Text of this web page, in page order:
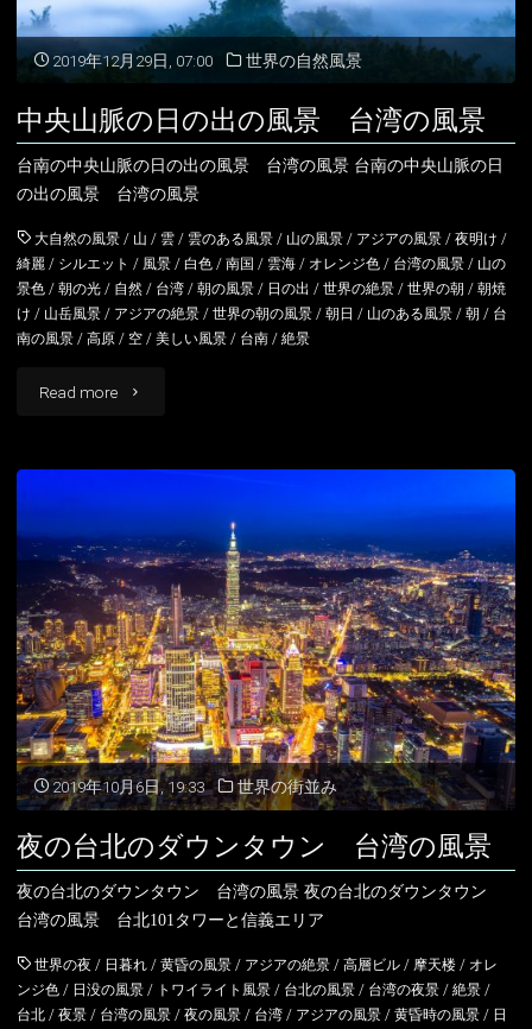
2019年12月29日, 07:00 世界の自然風景
中央山脈の日の出の風景 台湾の風景
台南の中央山脈の日の出の風景 台湾の風景 台南の中央山脈の日
の出の風景 台湾の風景
大自然の風景 / 山 / 雲 / 雲のある風景 / 山の風景 / アジアの風景 /夜明け /
綺麗 / シルエット / 風景 /白色 /南国 / 雲海 / オレンジ色 / 台湾の風景 / 山の
景色 /朝の光 / 自然 / 台湾 /朝の風景 / 日の出 /世界の絶景 /世界の朝 /朝焼
け / 山岳風景 / アジアの絶景 /世界の朝の風景 /朝日 / 山のある風景 /朝 / 台
南の風景 /高原 / 空 /美しい風景 / 台南 /絶景
Read more "中
脈
の
日
の
出
の
景
台
湾
の
2019年10月6日, 19:33 世界の街並み
夜の台北のダウンタウン 台湾の風景
夜の台北のダウンタウン 台湾の風景 夜の台北のダウンタウン
台湾の風景 台北101タワーと信義エリア
世界の夜 / 日暮れ /黄昏の風景 / アジアの絶景 /高層ビル / 摩天楼 / オレ
ンジ色 / 日没の風景 / トワイライト風景 / 台北の風景 / 台湾の夜景 /絶景 /
台北 /夜景 / 台湾の風景 /夜の風景 / 台湾 / アジアの風景 /黄昏時の風景 / 日